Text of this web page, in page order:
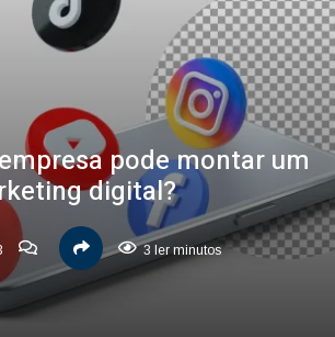
pode montar um
digital?
3 ler minutos